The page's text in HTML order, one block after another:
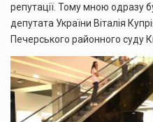
репутації. Тому мною одразу
депутата України Віталія
Печерського районного суду